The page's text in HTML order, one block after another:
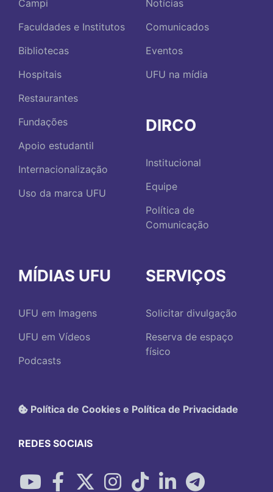
Campi
Faculdades e Institutos
Bibliotecas
Hospitais
Restaurantes
Fundações
Apoio estudantil
Internacionalização
Uso da marca UFU
Notícias
Comunicados
Eventos
UFU na mídia
DIRCO
Institucional
Equipe
Política de
Comunicação
MÍDIAS UFU
UFU em Imagens
UFU em Vídeos
Podcasts
SERVIÇOS
Solicitar divulgação
Reserva de espaço
físico
Política de Cookies e Política de Privacidade
REDES SOCIAIS